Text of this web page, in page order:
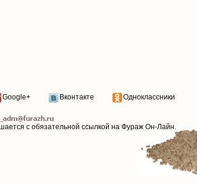
Google+ Вконтакте Одноклассники
с обязательной ссылкой на Фураж Он-Лайн.